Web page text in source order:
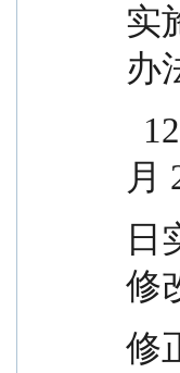
实
办
月
日
修
修